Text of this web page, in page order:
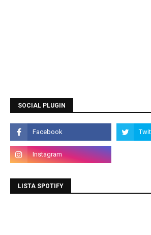
SOCIAL PLUGIN
LISTA SPOTIFY